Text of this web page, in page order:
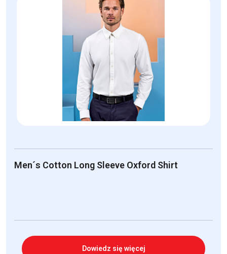
Men´s Cotton Long Sleeve Oxford Shirt
Dowiedz się więcej